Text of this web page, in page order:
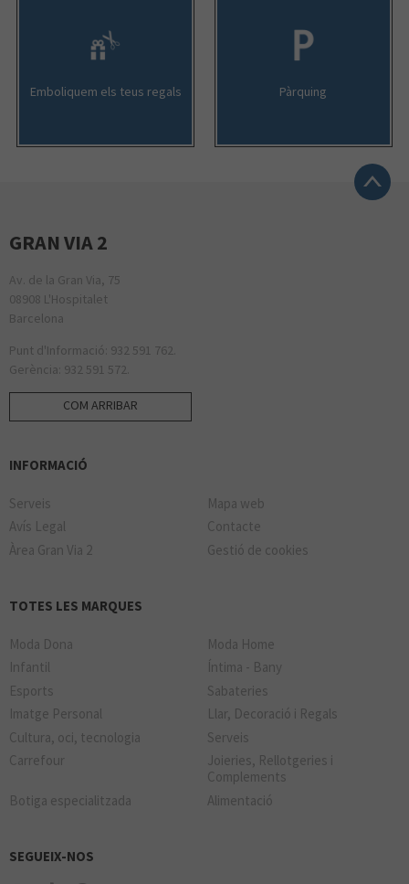
Emboliquem els teus regals Pàrquing
GRAN VIA 2
Av. de la Gran Via, 75
08908 L'Hospitalet
Barcelona
Punt d'Informació: 932 591 762.
Gerència: 932 591 572.
COM ARRIBAR
INFORMACIÓ
Serveis
Mapa web
Avís Legal
Contacte
Àrea Gran Via 2
Gestió de cookies
TOTES LES MARQUES
Moda Dona
Moda Home
Infantil
Íntima - Bany
Esports
Sabateries
Imatge Personal
Llar, Decoració i Regals
Cultura, oci, tecnologia
Serveis
Carrefour
Joieries, Rellotgeries i
Complements
Botiga especialitzada
Alimentació
SEGUEIX-NOS